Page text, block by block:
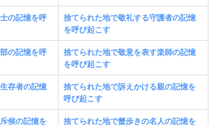
の記憶を呼
捨てられた地で敬礼する守護者の記憶
を呼び起こす
の記憶を呼
捨てられた地で敬意を表す楽師の記憶
を呼び起こす
存者の記憶
捨てられた地で訴えかける親の記憶を
呼び起こす
候の記憶を
捨てられた地で蟹歩きの名人の記憶を